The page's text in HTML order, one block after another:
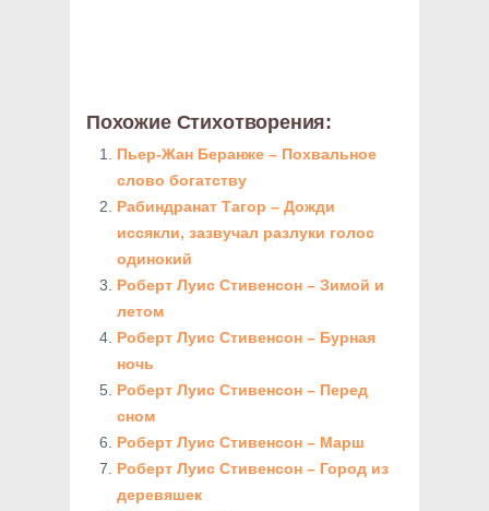
Похожие Стихотворения:
Пьер-Жан Беранже – Похвальное
слово богатству
Рабиндранат Тагор – Дожди
иссякли, зазвучал разлуки голос
одинокий
Роберт Луис Стивенсон – Зимой и
летом
Роберт Луис Стивенсон – Бурная
ночь
Роберт Луис Стивенсон – Перед
сном
Роберт Луис Стивенсон – Марш
Роберт Луис Стивенсон – Город из
деревяшек